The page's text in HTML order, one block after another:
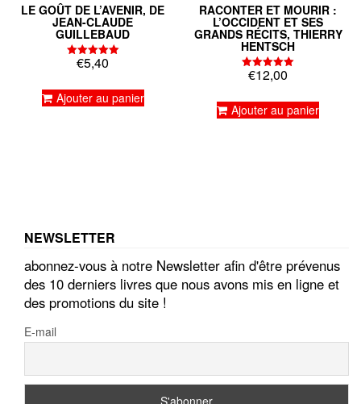
LE GOÛT DE L’AVENIR, DE
JEAN-CLAUDE
GUILLEBAUD
Note
5.00
€5,40
Ajouter au panier
RACONTER ET MOURIR :
L’OCCIDENT ET SES
GRANDS RÉCITS, THIERRY
HENTSCH
Note
5.00
€12,00
Ajouter au panier
NEWSLETTER
abonnez-vous à notre Newsletter afin d'être prévenus
des 10 derniers livres que nous avons mis en ligne et
des promotions du site !
E-mail